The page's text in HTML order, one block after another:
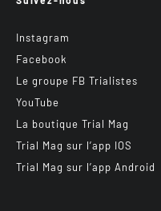
Instagram
Facebook
Le groupe FB Trialistes
YouTube
La boutique Trial Mag
Trial Mag sur l’app IOS
Trial Mag sur l’app Android